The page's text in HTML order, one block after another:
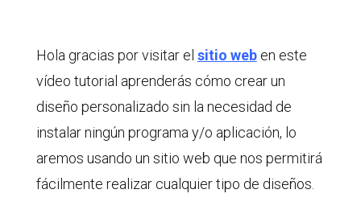
Hola gracias por visitar el sitio weben este
vídeo tutorial aprenderás cómo crear un
diseño personalizado sin la necesidad de
instalar ningún programa y/o aplicación, lo
aremos usando un sitio web que nos permitirá
fácilmente realizar cualquier tipo de diseños.